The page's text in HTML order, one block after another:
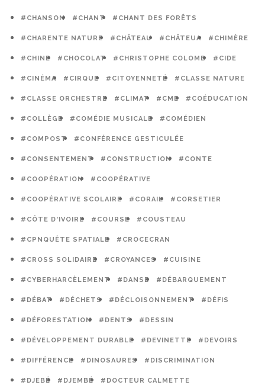
#CHANSON #CHANT #CHANT DES FORÊTS
#CHARENTE NATURE #CHÂTEAU #CHÂTEUA #CHIMÈRE
#CHINE #CHOCOLAT #CHRISTOPHE COLOMB #CIDE
#CINÉMA #CIRQUE #CITOYENNETÉ #CLASSE NATURE
#CLASSE ORCHESTRE #CLIMAT #CME #COÉDUCATION
#COLLÈGE #COMÉDIE MUSICALE #COMÉDIEN
#COMPOST #CONFÉRENCE GESTICULÉE
#CONSENTEMENT #CONSTRUCTION #CONTE
#COOPÉRATION #COOPÉRATIVE
#COOPÉRATIVE SCOLAIRE #CORAIL #CORSETIER
#CÔTE D'IVOIRE #COURSE #COUSTEAU
#CPNQUÊTE SPATIALE #CROCECRAN
#CROSS SOLIDAIRE #CROYANCES #CUISINE
#CYBERHARCÈLEMENT #DANSE #DÉBARQUEMENT
#DÉBAT #DÉCHETS #DÉCLOISONNEMENT #DÉFIS
#DÉFORESTATION #DENTS #DESSIN
#DÉVELOPPEMENT DURABLE #DEVINETTE #DEVOIRS
#DIFFÉRENCE #DINOSAURES #DISCRIMINATION
#DJEBÉ #DJEMBÉ #DOCTEUR CALMETTE